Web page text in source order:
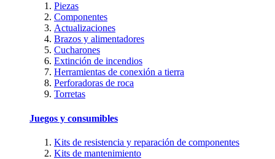
Piezas
Componentes
Actualizaciones
Brazos y alimentadores
Cucharones
Extinción de incendios
Herramientas de conexión a tierra
Perforadoras de roca
Torretas
Juegos y consumibles
Kits de resistencia y reparación de componentes
Kits de mantenimiento